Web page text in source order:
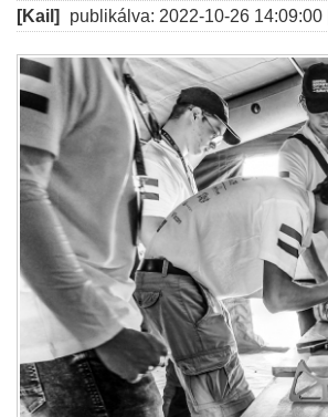
[Kail] publikálva: 2022-10-26 14:09:00 |